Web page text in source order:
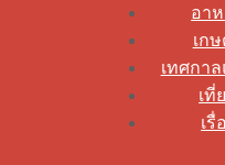
อา
เก
เทศกา
เที่
เรื่